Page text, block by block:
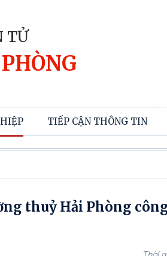
TỬ
TIẾP CẬN THÔNG TIN
thuỷ Hải Phòng